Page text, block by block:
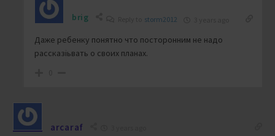
brig storm2012
Даже ребенку понятно что посторонним не надо
рассказіьвать о своих планах.
arcaraf